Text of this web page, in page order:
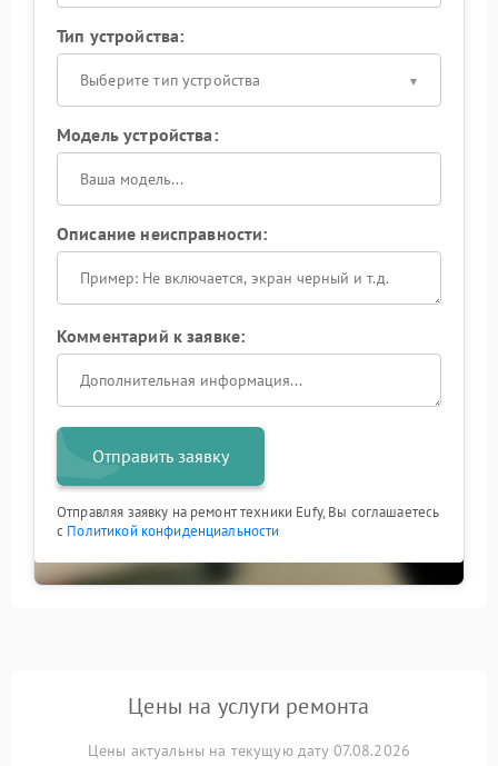
Тип устройства:
Выберите тип устройства
Модель устройства:
Описание неисправности:
Комментарий к заявке:
Отправить заявку
Отправляя заявку на ремонт техники Eufy, Вы соглашаетесь
с Политикой конфиденциальности
Цены на услуги ремонта
Цены актуальны на текущую дату 07.08.2026